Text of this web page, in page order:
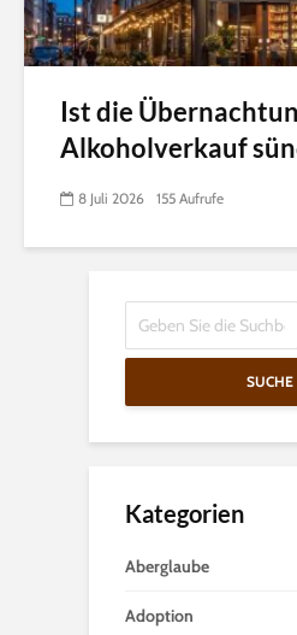
Ist die
Alkoholverkauf
8 Juli 2026 155 Aufrufe
SUCHE
Kategorien
Aberglaube
Adoption